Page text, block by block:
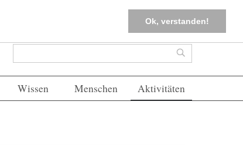
Ok, verstanden!
FAQs Einloggen
Suchformular Suche
Wissen Menschen Aktivitäten